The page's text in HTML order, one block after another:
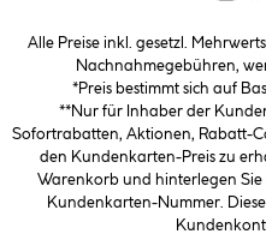
Alle Preise inkl. gesetzl.
Nachnahmegebühren,
*Preis bestimmt sich auf
**Nur für Inhaber der
Sofortrabatten, Aktionen, Rabatt-
den Kundenkarten-Preis zu
Warenkorb und hinterlegen Sie
Kundenkarten-Nummer.